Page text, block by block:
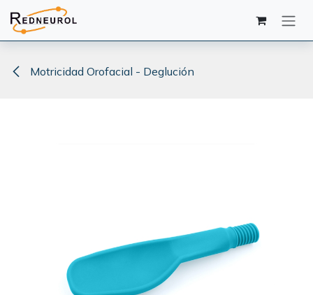
Ir al contenido
Motricidad Orofacial - Deglución